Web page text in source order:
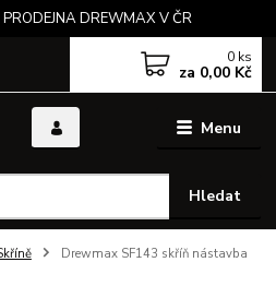
DREWMAX V ČR
Menu
Hledat
0 ks
za 0,00 Kč
Drewmax SF143 skříň nástavba